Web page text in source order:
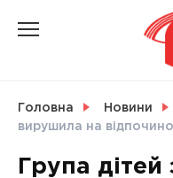
Головна Новини
вирушила на
Група дітей